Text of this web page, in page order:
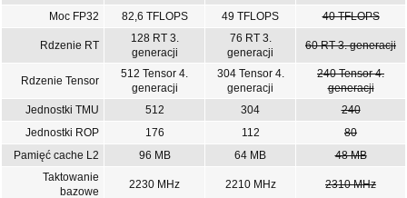
Moc FP32
82,6 TFLOPS 49 TFLOPS 40 TFLOPS
Rdzenie RT
128 RT 3.
generacji
76 RT 3.
generacji
60 RT 3. generacji
Rdzenie Tensor
512 Tensor 4.
generacji
304 Tensor 4.
generacji
240 Tensor 4.
generacji
Jednostki TMU
512 304
240
Jednostki ROP
176 112
80
Pamięć cache L2
96 MB 64 MB
48 MB
Taktowanie
bazowe
2230 MHz 2210 MHz 2310 MHz